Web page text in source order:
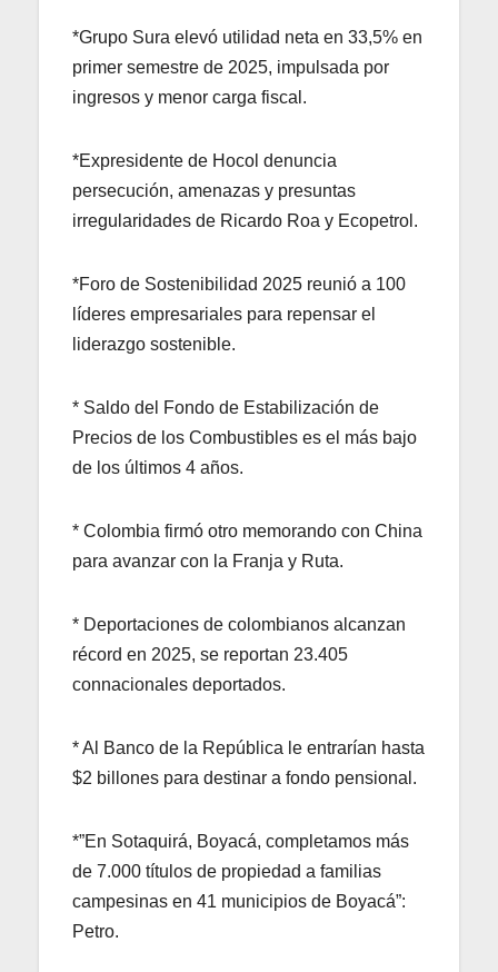
*Grupo Sura elevó utilidad neta en 33,5% en
primer semestre de 2025, impulsada por
ingresos y menor carga fiscal.
*Expresidente de Hocol denuncia
persecución, amenazas y presuntas
irregularidades de Ricardo Roa y Ecopetrol.
*Foro de Sostenibilidad 2025 reunió a 100
líderes empresariales para repensar el
liderazgo sostenible.
* Saldo del Fondo de Estabilización de
Precios de los Combustibles es el más bajo
de los últimos 4 años.
* Colombia firmó otro memorando con China
para avanzar con la Franja y Ruta.
* Deportaciones de colombianos alcanzan
récord en 2025, se reportan 23.405
connacionales deportados.
* Al Banco de la República le entrarían hasta
$2 billones para destinar a fondo pensional.
*”En Sotaquirá, Boyacá, completamos más
de 7.000 títulos de propiedad a familias
campesinas en 41 municipios de Boyacá”:
Petro.